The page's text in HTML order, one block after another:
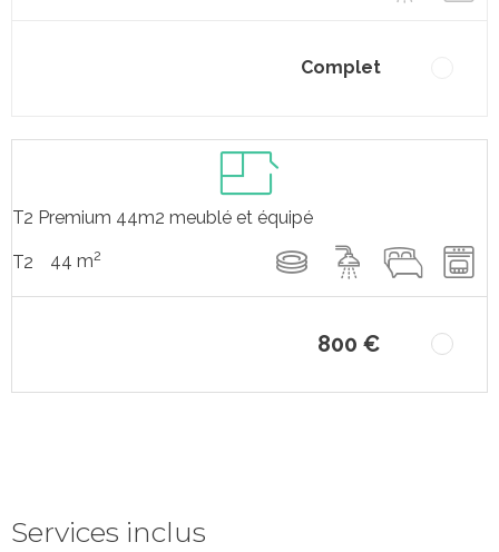
Complet
T2 Premium 44m2 meublé et équipé
T2 44 m2
800 €
Services inclus